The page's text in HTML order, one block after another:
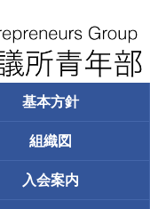
基本方針
組織図
入会案内